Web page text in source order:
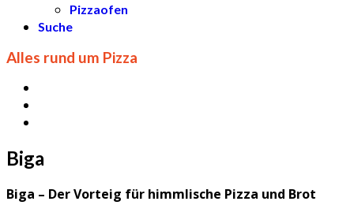
Pizzaofen
Suche
Alles rund um Pizza
Biga
Biga – Der Vorteig für himmlische Pizza und Brot